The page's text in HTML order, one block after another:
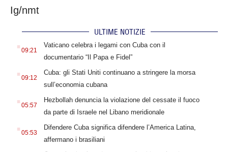
Ig/nmt
ULTIME NOTIZIE
. 09:21
Vaticano celebra i legami con Cuba con il
documentario “Il Papa e Fidel”
. 09:12
Cuba: gli Stati Uniti continuano a stringere la morsa
sull’economia cubana
. 05:57
Hezbollah denuncia la violazione del cessate il fuoco
da parte di Israele nel Libano meridionale
. 05:53
Difendere Cuba significa difendere l’America Latina,
affermano i brasiliani